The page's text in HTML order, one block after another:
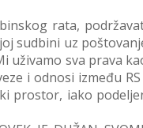
rata,
sudbini uz
uživamo sva prava
i odnosi između
prostor, iako